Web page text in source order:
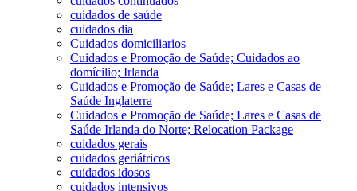
cuidados de saúde
cuidados dia
Cuidados domiciliarios
Cuidados e Promoção de Saúde; Cuidados ao
domícilio; Irlanda
Cuidados e Promoção de Saúde; Lares e Casas de
Saúde Inglaterra
Cuidados e Promoção de Saúde; Lares e Casas de
Saúde Irlanda do Norte; Relocation Package
cuidados gerais
cuidados geriátricos
cuidados idosos
cuidados intensivos